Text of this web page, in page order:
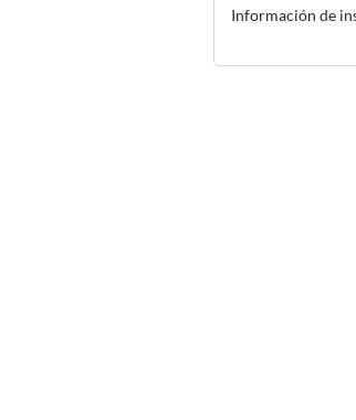
Información de